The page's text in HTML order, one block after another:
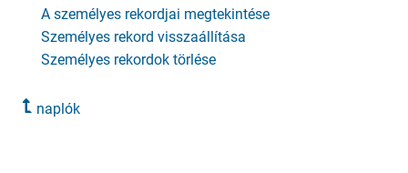
A személyes rekordjai megtekintése
Személyes rekord visszaállítása
Személyes rekordok törlése
naplók